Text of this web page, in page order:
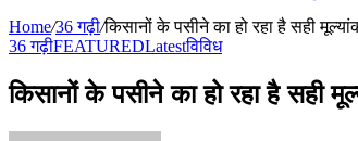
Home/36 गढ़ी/किसानों के पसीने का हो रहा है सही
36 गढ़ीFEATUREDLatestविविध
किसानों के पसीने का हो रहा है सही